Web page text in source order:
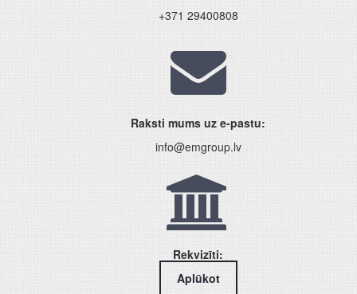
+371 29400808
Raksti mums uz e-pastu:
info@emgroup.lv
Rekvizīti:
Aplūkot